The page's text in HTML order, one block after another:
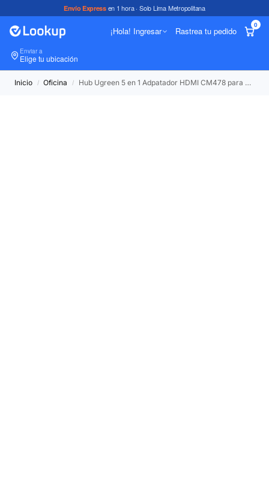
Envío Expressen 1 hora · Solo Lima Metropolitana
¡Hola! Ingresar Rastrea tu pedido
0
Enviar a
Elige tu ubicación
Inicio / Oficina / Hub Ugreen 5 en 1 Adpatador HDMI CM478 para Mac iPad Tipo C